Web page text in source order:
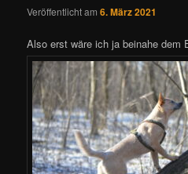
Veröffentlicht am6. März 2021
Also erst wäre ich ja beinahe